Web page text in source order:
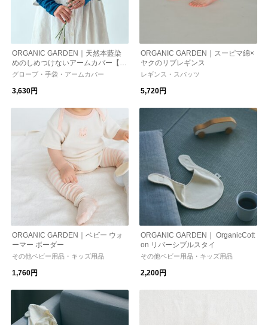
ORGANIC GARDEN｜天然本藍染
めのしめつけないアームカバー【日
除け】【オーガニックコットン】
グローブ・手袋・アームカバー
3,630円
ORGANIC GARDEN｜スーピマ綿×
ヤクのリブレギンス
レギンス・スパッツ
5,720円
ORGANIC GARDEN｜ベビー ウォ
ーマー ボーダー
その他ベビー用品・キッズ用品
1,760円
ORGANIC GARDEN｜ OrganicCott
on リバーシブルスタイ
その他ベビー用品・キッズ用品
2,200円